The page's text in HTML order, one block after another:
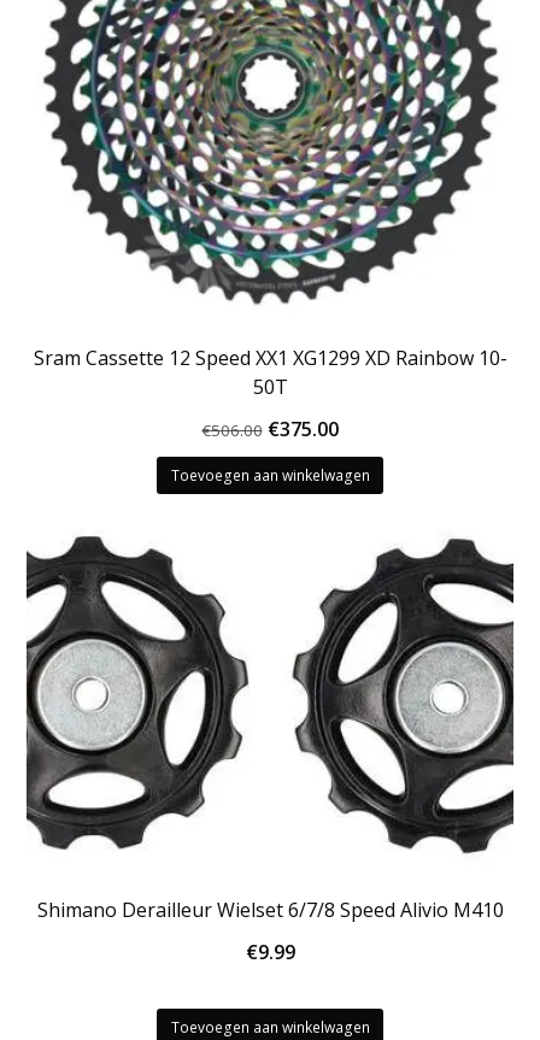
Sram Cassette 12 Speed XX1 XG1299 XD Rainbow 10-
50T
€506.00 Oorspronkelijke
prijs
was:
€375.00Huidige
prijs
is:
Toevoegen aan winkelwagen
Shimano Derailleur Wielset 6/7/8 Speed Alivio M410
€9.99
Toevoegen aan winkelwagen